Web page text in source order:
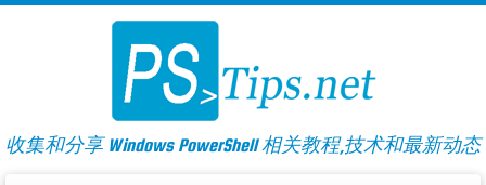
Skip
收集和分享 Windows PowerShell 相关教程,技术和最新动态